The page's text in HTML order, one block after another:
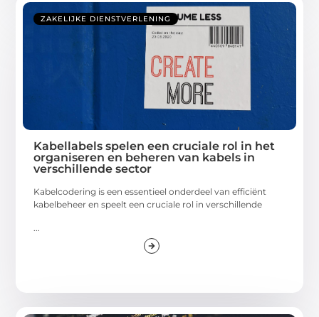
ZAKELIJKE DIENSTVERLENING
Kabellabels spelen een cruciale rol in het
organiseren en beheren van kabels in
verschillende sector
Kabelcodering is een essentieel onderdeel van efficiënt
kabelbeheer en speelt een cruciale rol in verschillende